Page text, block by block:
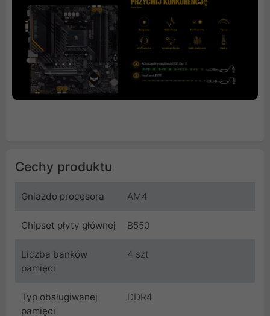
Cechy produktu
Gniazdo procesora AM4
Chipset płyty głównej B550
Liczba banków
pamięci
4 szt
Typ obsługiwanej
pamięci
DDR4